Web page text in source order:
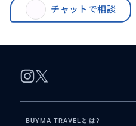
チャットで相談
満喫‼️アユン川ラフティング｜ホワイト
満点の川下りアドベンチャー｜初め
ング大冒険 】オール
BUYMA TRAVELとは?